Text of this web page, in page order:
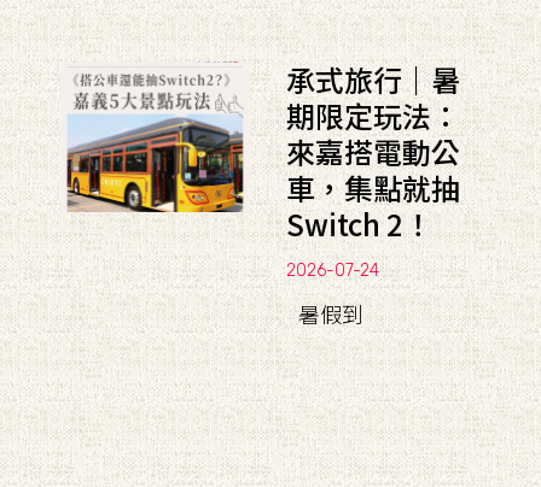
承式旅行｜暑
期限定玩法：
來嘉搭電動公
車，集點就抽
Switch 2！
2026-07-24
暑假到